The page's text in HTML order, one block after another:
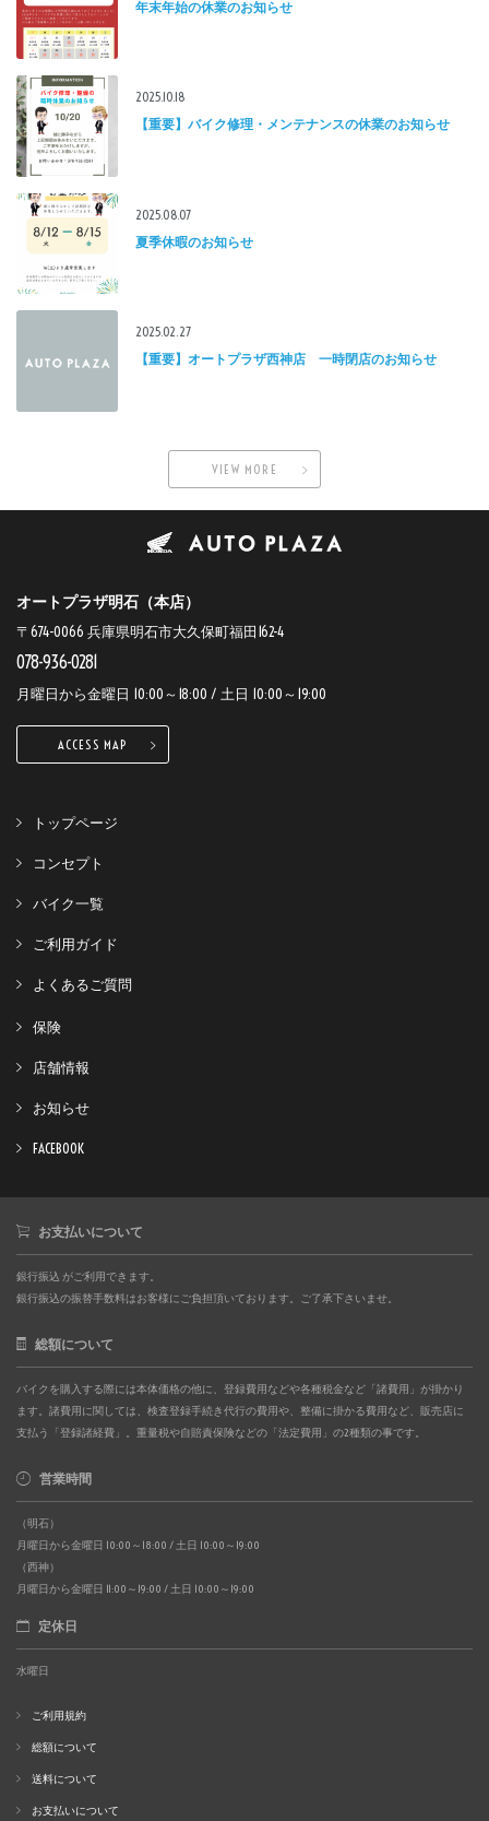
年末年始の休業のお知らせ
2025.10.18
【重要】バイク修理・メンテナンスの休業のお知らせ
2025.08.07
夏季休暇のお知らせ
2025.02.27
【重要】オートプラザ西神店 一時閉店のお知らせ
VIEW MORE
オートプラザ明石（本店）
〒674-0066 兵庫県明石市大久保町福田162-4
078-936-0281
月曜日から金曜日 10:00～18:00 / 土日 10:00～19:00
ACCESS MAP
トップページ
コンセプト
バイク一覧
ご利用ガイド
よくあるご質問
保険
店舗情報
お知らせ
FACEBOOK
お支払いについて
銀行振込 がご利用できます。
銀行振込の振替手数料はお客様にご負担頂いております。ご了承下さいませ。
総額について
バイクを購入する際には本体価格の他に、登録費用などや各種税金など「諸費用」が掛かり
ます。諸費用に関しては、検査登録手続き代行の費用や、整備に掛かる費用など、販売店に
支払う「登録諸経費」。重量税や自賠責保険などの「法定費用」の2種類の事です。
営業時間
（明石）
月曜日から金曜日 10:00～18:00 / 土日 10:00～19:00
（西神）
月曜日から金曜日 11:00～19:00 / 土日 10:00～19:00
定休日
水曜日
ご利用規約
総額について
送料について
お支払いについて